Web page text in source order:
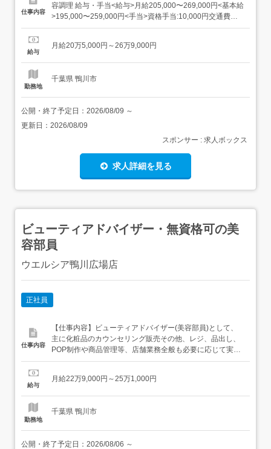
仕事内容
容調理 給与・手当<給与>月給205,000〜269,000円<基本給
>195,000〜259,000円<手当>資格手当:10,000円交通費支
給:実費(上限あり)交通費支給月額:50,000円扶養手当:0～
み<賞与>賞与あり...
給与
月給20万5,000円～26万9,000円
勤務地
千葉県 鴨川市
公開・終了予定日： 2026/08/09 ～
更新日： 2026/08/09
スポンサー : 求人ボックス
求人詳細を見る
ビューティアドバイザー・無資格可の美
容部員
ウエルシア鴨川広場店
正社員
仕事内容
【仕事内容】ビューティアドバイザー(美容部員)として、
主に化粧品のカウンセリング販売その他、レジ、品出し、
POP制作や商品管理等、店舗業務全般も必要に応じて実施
メイクやスキンケアのアドバイス、タッチアップなどお客
朝礼(一日の注意事項・引継ぎ事項の伝達)～接客(商品選び
給与
月給22万9,000円～25万1,000円
勤務地
千葉県 鴨川市
公開・終了予定日： 2026/08/06 ～